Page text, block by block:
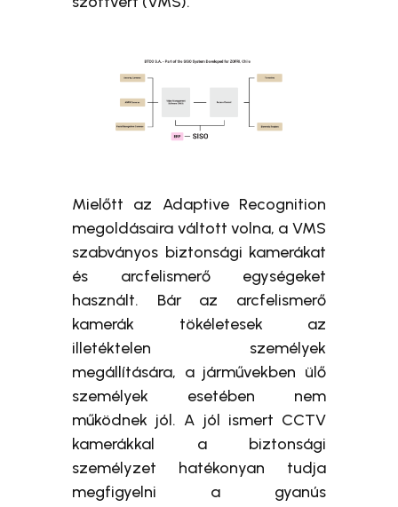
Mielőtt az Adaptive Recognition
megoldásaira váltott volna, a VMS
szabványos biztonsági kamerákat
és arcfelismerő egységeket
használt. Bár az arcfelismerő
kamerák tökéletesek az
illetéktelen személyek
megállítására, a járművekben ülő
személyek esetében nem
működnek jól. A jól ismert CCTV
kamerákkal a biztonsági
személyzet hatékonyan tudja
megfigyelni a gyanús